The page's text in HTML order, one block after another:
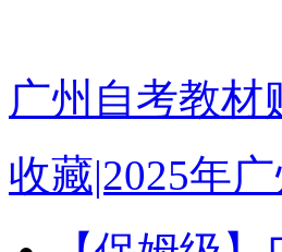
广州自考教材
收藏|2025年